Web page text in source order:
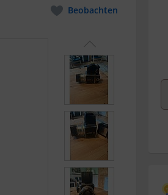
Beobachten